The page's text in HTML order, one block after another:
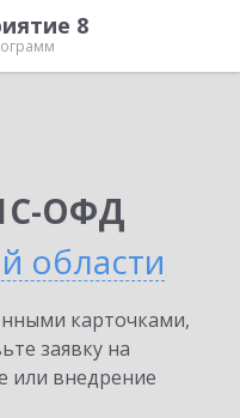
8
ОФД
области
карточками,
заявку на
или внедрение